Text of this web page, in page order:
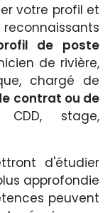
votre profil et
de poste
de rivière,
chargé de
contrat ou de
stage,
d'étudier
approfondie
peuvent